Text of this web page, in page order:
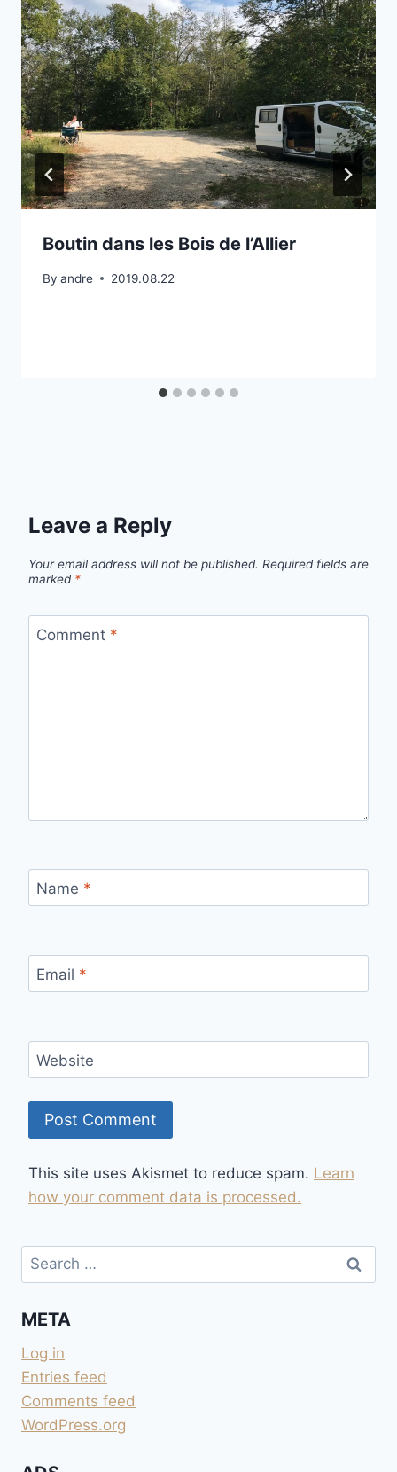
Boutin dans les Bois de l’Allier
By andre 2019.08.22
Leave a Reply
Your email address will not be published. Required fields are
marked *
Comment *
Name *
Email *
Website
This site uses Akismet to reduce spam. Learn
how your comment data is processed.
Search
for:
META
Log in
Entries feed
Comments feed
WordPress.org